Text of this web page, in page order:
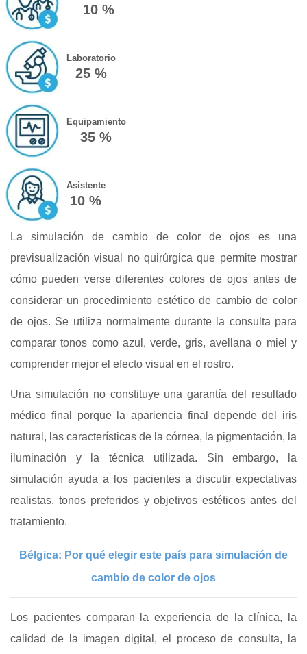
10 %
Laboratorio
25 %
Equipamiento
35 %
Asistente
10 %
La simulación de cambio de color de ojos es una
previsualización visual no quirúrgica que permite mostrar
cómo pueden verse diferentes colores de ojos antes de
considerar un procedimiento estético de cambio de color
de ojos. Se utiliza normalmente durante la consulta para
comparar tonos como azul, verde, gris, avellana o miel y
comprender mejor el efecto visual en el rostro.
Una simulación no constituye una garantía del resultado
médico final porque la apariencia final depende del iris
natural, las características de la córnea, la pigmentación, la
iluminación y la técnica utilizada. Sin embargo, la
simulación ayuda a los pacientes a discutir expectativas
realistas, tonos preferidos y objetivos estéticos antes del
tratamiento.
Bélgica: Por qué elegir este país para simulación de
cambio de color de ojos
Los pacientes comparan la experiencia de la clínica, la
calidad de la imagen digital, el proceso de consulta, la